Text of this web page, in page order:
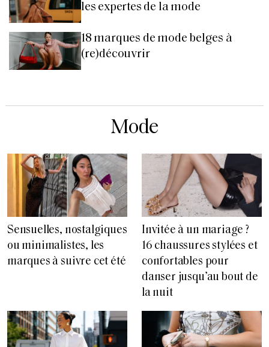
les expertes de la mode
18 marques de mode belges à
(re)découvrir
Mode
Sensuelles, nostalgiques
ou minimalistes, les
marques à suivre cet été
Invitée à un mariage ?
16 chaussures stylées et
confortables pour
danser jusqu’au bout de
la nuit